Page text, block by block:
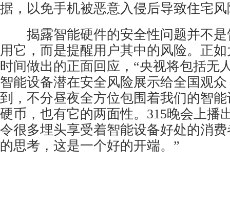
据，以免手机被恶意入侵后导致住宅
揭露智能硬件的安全性问题并不是
用它，而是提醒用户其中的风险。正
时间做出的正面回应，“央视将包括无
智能设备潜在安全风险展示给全国观
到，不分昼夜全方位包围着我们的智
硬币，也有它的两面性。315晚会上播
令很多埋头享受着智能设备好处的消
的思考，这是一个好的开端。”